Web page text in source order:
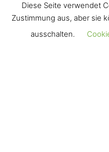
Social Media
Facebook
Diese Seite verwendet
Zustimmung aus, aber sie
ausschalten.